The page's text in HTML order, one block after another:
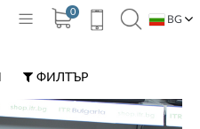
0
BG
ФИЛТЪР